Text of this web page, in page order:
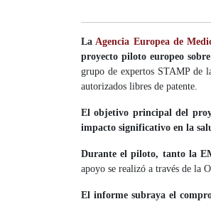
LaAgencia Europea de
proyecto piloto europeo
grupo de expertos STAMP de
autorizados libres de patente.
El objetivo principal del
impacto significativo en la
Durante el piloto, tanto la
apoyo se realizó a través de la
El informe subraya el